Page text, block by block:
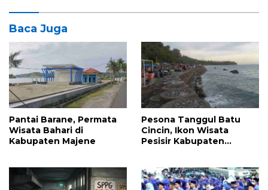
Baca Juga
Pantai Barane, Permata
Wisata Bahari di
Kabupaten Majene
Pesona Tanggul Batu
Cincin, Ikon Wisata
Pesisir Kabupaten